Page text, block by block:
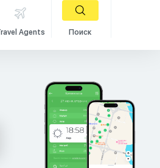
Agents Поиск